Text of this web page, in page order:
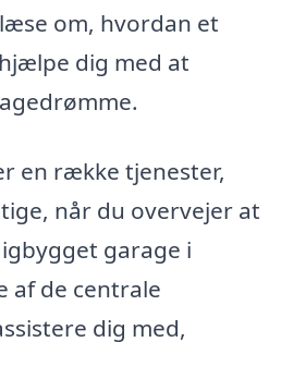
om, hvordan et
dig med at
en række tjenester,
når du overvejer at
garage i
af de centrale
dig med,